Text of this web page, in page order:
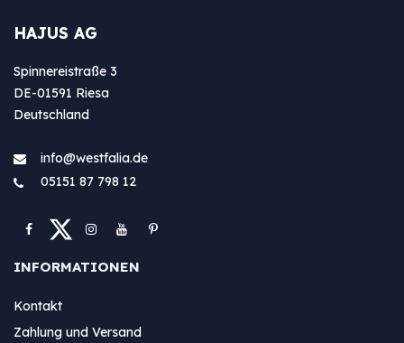
HAJUS AG
Spinnereistraße 3
DE-01591 Riesa
Deutschland
info@westfa​lia.de
05151 87 798 12
INFORMATIONEN
Kontakt
Zahlung und Versand